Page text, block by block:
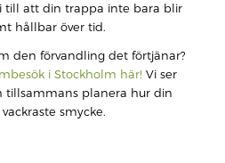
till att din trappa inte bara blir
hållbar över tid.
den förvandling det förtjänar?
i Stockholm här! Vi ser
tillsammans planera hur din
smycke.